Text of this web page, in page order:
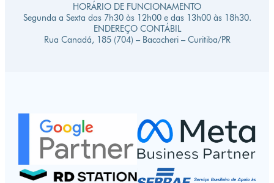
HORÁRIO DE FUNCIONAMENTO
Segunda a Sexta das 7h30 às 12h00 e das 13h00 às 18h30.
ENDEREÇO CONTÁBIL
Rua Canadá, 185 (704) – Bacacheri – Curitiba/PR